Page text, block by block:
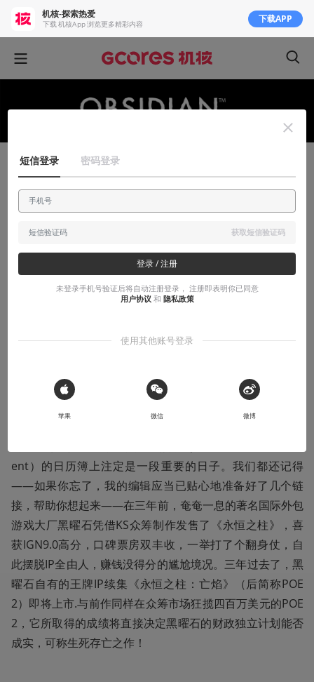
曾经风雨同舟，今朝反目成仇：克里斯.阿
GA_Frank 2018-07-30
话说天下大势，分久必合，合久必分，合则两利，分则数
ent）的日历簿上注定是一段重要的日子。我们都还记得
——如果你忘了，我的编辑应当已贴心地准备好了几个链
接，帮助你想起来——在三年前，奄奄一息的著名国际外包
游戏大厂黑曜石凭借KS众筹制作发售了《永恒之柱》，喜
获IGN9.0高分，口碑票房双丰收，一举打了个翻身仗，自
此摆脱IP全由人，赚钱没得分的尴尬境况。三年过去了，黑
曜石自有的王牌IP续集《永恒之柱：亡焰》（后简称POE
2）即将上市.与前作同样在众筹市场狂揽四百万美元的POE
2，它所取得的成绩将直接决定黑曜石的财政独立计划能否
成实，可称生死存亡之作！
机核-探索热爱
下载 机核App 浏览更多精彩内容 下载APP
短信登录 密码登录
获取短信验证码
登录 / 注册
未登录手机号验证后将自动注册登录， 注册即表明你已同意
用户协议 和 隐私政策
使用其他账号登录
苹果 微信 微博